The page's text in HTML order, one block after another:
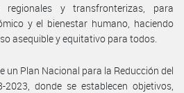
regionales y transfronterizas, para
y el bienestar humano, haciendo
asequible y equitativo para todos.
un Plan Nacional para la Reducción del
2023, donde se establecen objetivos,